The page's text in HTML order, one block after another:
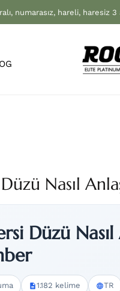
numarasız, hareli, haresiz
Nasıl
Düzü
1.182 kelime TR